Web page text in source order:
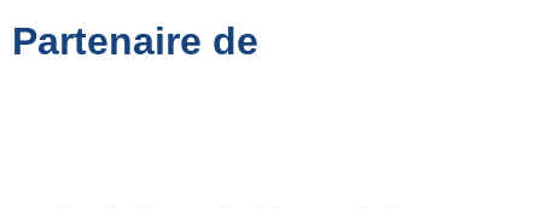
Partenaire de